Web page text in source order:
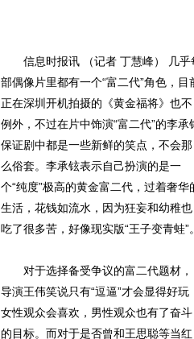
信息时报讯 （记者 丁慧峰） 几乎
部偶像片里都有一个“富二代”角色，目
正在深圳开机拍摄的《黄金福将》也不
例外，不过在片中饰演“富二代”的李承
保证剧中都是一些新鲜的笑点，不会那
么俗套。李承铉表示自己扮演的是一
个“纯度”极高的黄金富二代，过着奢华
生活，花钱如流水，因为狂妄和幼稚也
吃了很多苦，好像现实版“王子变青蛙”。
对于选择备受争议的富二代题材，
导演王伟笑说只有“逗逼”才会显得好玩
女性观众会喜欢，男性观众也有了奋斗
的目标。而对于是否曾和王思聪等当红